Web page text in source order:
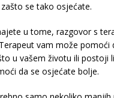
se tako osjećate.
u tome, razgovor s
vam može pomoći
u vašem životu ili postoji
da se osjećate bolje.